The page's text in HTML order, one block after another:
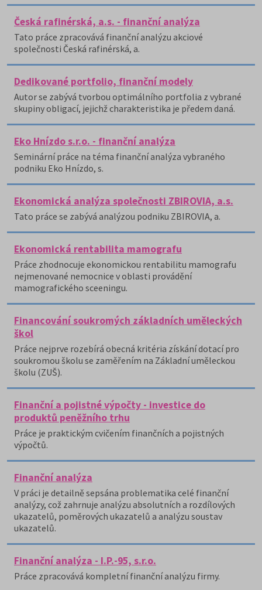
Česká rafinérská, a.s. - finanční analýza
Tato práce zpracovává finanční analýzu akciové
společnosti Česká rafinérská, a.
Dedikované portfolio, finanční modely
Autor se zabývá tvorbou optimálního portfolia z vybrané
skupiny obligací, jejichž charakteristika je předem daná.
Eko Hnízdo s.r.o. - finanční analýza
Seminární práce na téma finanční analýza vybraného
podniku Eko Hnízdo, s.
Ekonomická analýza společnosti ZBIROVIA, a.s.
Tato práce se zabývá analýzou podniku ZBIROVIA, a.
Ekonomická rentabilita mamografu
Práce zhodnocuje ekonomickou rentabilitu mamografu
nejmenované nemocnice v oblasti provádění
mamografického sceeningu.
Financování soukromých základních uměleckých
škol
Práce nejprve rozebírá obecná kritéria získání dotací pro
soukromou školu se zaměřením na Základní uměleckou
školu (ZUŠ).
Finanční a pojistné výpočty - investice do
produktů peněžního trhu
Práce je praktickým cvičením finančních a pojistných
výpočtů.
Finanční analýza
V práci je detailně sepsána problematika celé finanční
analýzy, což zahrnuje analýzu absolutních a rozdílových
ukazatelů, poměrových ukazatelů a analýzu soustav
ukazatelů.
Finanční analýza - I.P.-95, s.r.o.
Práce zpracovává kompletní finanční analýzu firmy.